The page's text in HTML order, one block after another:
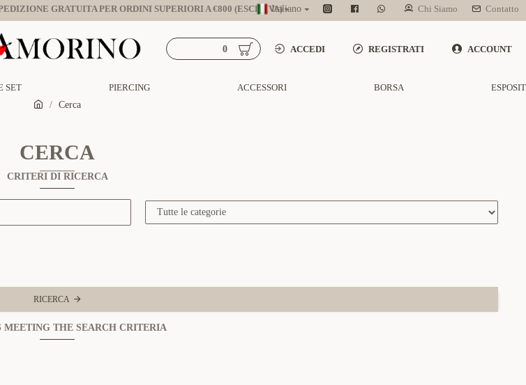
GRATUITA PER ORDINI SUPERIORI A €800 (ESCL. IVA)Italiano Chi Siamo Contatto
ACCEDI REGISTRATI ACCOUNT
0
SET PIERCING ACCESSORI BORSA
Cerca
CERCA
CRITERI DI RICERCA
RICERCA
MEETING THE SEARCH CRITERIA